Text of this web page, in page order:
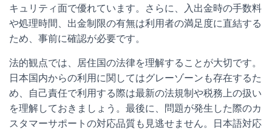
キュリティ面で優れています。さらに、入出金時の手数料
や処理時間、出金制限の有無は利用者の満足度に直結する
ため、事前に確認が必要です。
法的観点では、居住国の法律を理解することが大切です。
日本国内からの利用に関してはグレーゾーンも存在するた
め、自己責任で利用する際は最新の法規制や税務上の扱い
を理解しておきましょう。最後に、問題が発生した際のカ
スタマーサポートの対応品質も見逃せません。日本語対応